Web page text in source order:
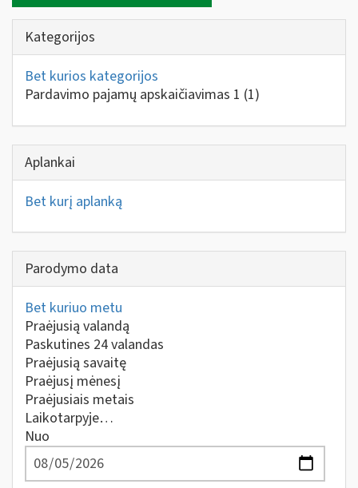
Kategorijos
Bet kurios kategorijos
Pardavimo pajamų apskaičiavimas 1 (1)
Aplankai
Bet kurį aplanką
Parodymo data
Bet kuriuo metu
Praėjusią valandą
Paskutines 24 valandas
Praėjusią savaitę
Praėjusį mėnesį
Praėjusiais metais
Laikotarpyje…
Nuo